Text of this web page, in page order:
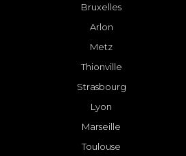
Bruxelles
Arlon
Metz
Thionville
Strasbourg
Lyon
Marseille
Toulouse